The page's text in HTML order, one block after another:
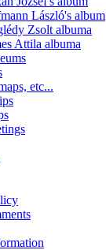
László's album
Zsolt albuma
Attila albuma
etc...